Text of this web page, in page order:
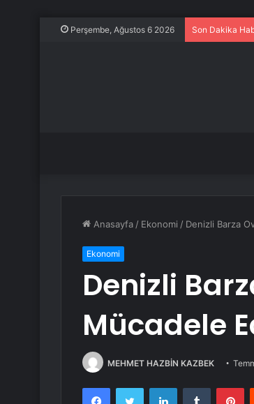
Perşembe, Ağustos 6 2026 Son Dakika
Anasayfa / Ekonomi / Denizli Barza
Ekonomi
Denizli
Mücadele
MEHMET HAZBİN KAZBEK
FacebookTwitter LinkedInTumblr